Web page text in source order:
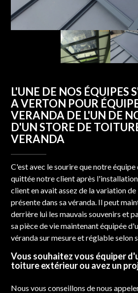
L'UNE DE NOS ÉQUIPES
A VERTON POUR
VERANDA DE L'UN DE
D'UN STORE DE
VERANDA
C'est avec le sourire que notre
quittée notre client après
client en avait assez de la variation
présente dans sa véranda. Il peut
derrière lui les mauvais souvenirs et
sa pièce de vie maintenant équipée
véranda sur mesure et réglable selon
Vous souhaitez vous équiper
toiture extérieur ou avez un
Nous vous conseillons de nous